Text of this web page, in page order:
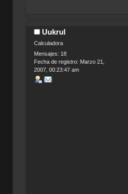
Uukrul
Calculadora
Mensajes: 18
Fecha de registro: Marzo 21,
2007, 00:23:47 am